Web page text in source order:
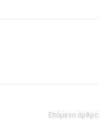
Επόμενο άρθρο